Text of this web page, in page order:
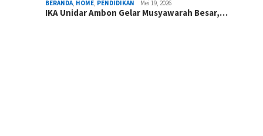
BERANDA, HOME, PENDIDIKAN Mei 19, 2026
IKA Unidar Ambon Gelar Musyawarah Besar,…